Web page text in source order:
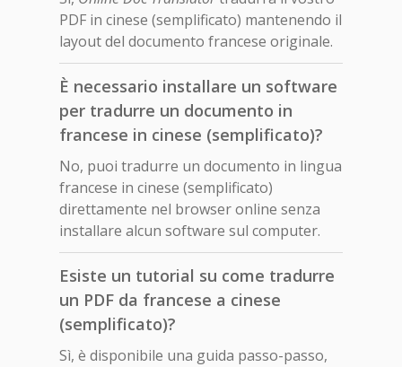
PDF in cinese (semplificato) mantenendo il
layout del documento francese originale.
È necessario installare un software
per tradurre un documento in
francese in cinese (semplificato)?
No, puoi tradurre un documento in lingua
francese in cinese (semplificato)
direttamente nel browser online senza
installare alcun software sul computer.
Esiste un tutorial su come tradurre
un PDF da francese a cinese
(semplificato)?
Sì, è disponibile una guida passo-passo,